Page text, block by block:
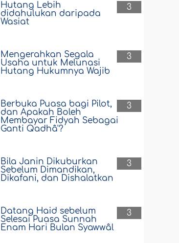
3
Hutang Lebih
didahulukan daripada
Wasiat
3
Mengerahkan Segala
Usaha untuk Melunasi
Hutang Hukumnya Wajib
3
Berbuka Puasa bagi Pilot,
dan Apakah Boleh
Membayar Fidyah Sebagai
Ganti Qadhâ'?
3
Bila Janin Dikuburkan
Sebelum Dimandikan,
Dikafani, dan Dishalatkan
3
Datang Haid sebelum
Selesai Puasa Sunnah
Enam Hari Bulan Syawwâl